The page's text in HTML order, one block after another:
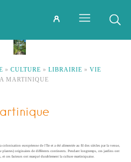
» CULTURE » LIBRAIRIE » VIE
MARTINIQUE
européenne de l’île et a été alimentée au fil des siècles par la venue,
plantes) originaires de différents continents. Pendant longtemps, ces jardins ont
ces facteurs ont marqué durablement la culture martiniquaise.